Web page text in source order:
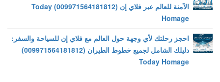
الآمنة للعالم عبر فلاي إن (009971564181812) Today
Homage
احجز رحلتك لأي وجهة حول العالم مع فلاي إن للسياحة والسفر:
دليلك الشامل لجميع خطوط الطيران (009971564181812)
Today Homage